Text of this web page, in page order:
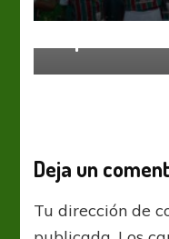
Boca Juniors Liga
Deja un
Tu dirección de